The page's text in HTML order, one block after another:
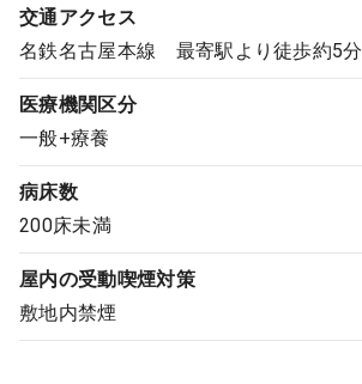
受付時間
0120-337-613
クリニック開業
DtoDとは
採用をお考えの医療機関の方
交通アクセス
名鉄名古屋本線 最寄駅より徒歩約5分
医療機関区分
一般+療養
病床数
200床未満
屋内の受動喫煙対策
敷地内禁煙